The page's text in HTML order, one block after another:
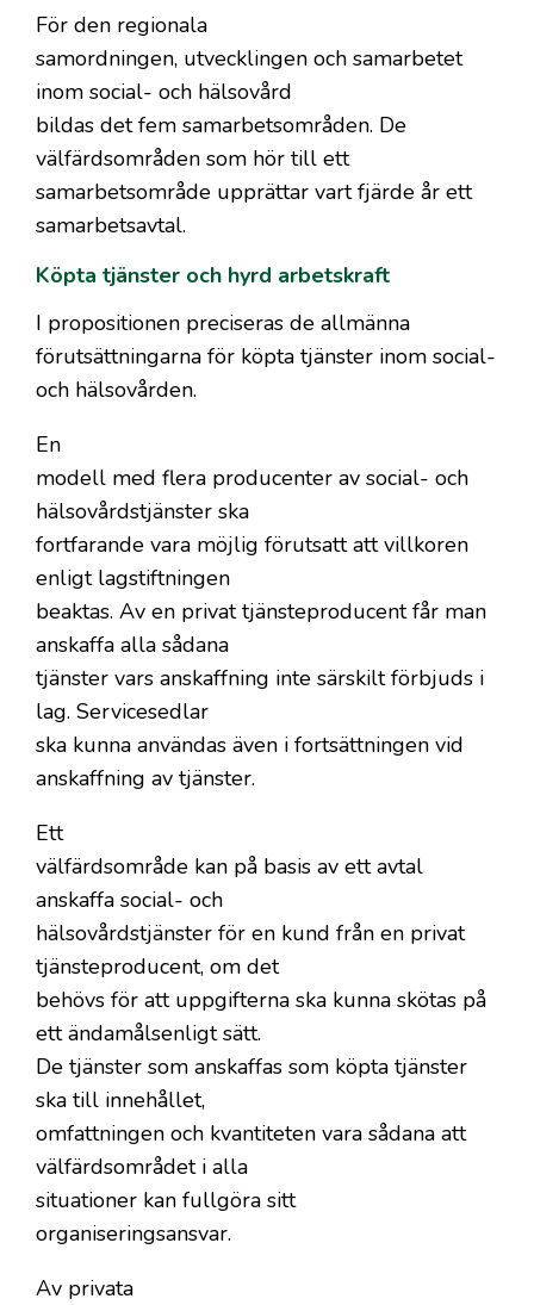
För den regionala
samordningen, utvecklingen och samarbetet
inom social- och hälsovård
bildas det fem samarbetsområden. De
välfärdsområden som hör till ett
samarbetsområde upprättar vart fjärde år ett
samarbetsavtal.
Köpta tjänster och hyrd arbetskraft
I propositionen preciseras de allmänna
förutsättningarna för köpta tjänster inom social-
och hälsovården.
En
modell med flera producenter av social- och
hälsovårdstjänster ska
fortfarande vara möjlig förutsatt att villkoren
enligt lagstiftningen
beaktas. Av en privat tjänsteproducent får man
anskaffa alla sådana
tjänster vars anskaffning inte särskilt förbjuds i
lag. Servicesedlar
ska kunna användas även i fortsättningen vid
anskaffning av tjänster.
Ett
välfärdsområde kan på basis av ett avtal
anskaffa social- och
hälsovårdstjänster för en kund från en privat
tjänsteproducent, om det
behövs för att uppgifterna ska kunna skötas på
ett ändamålsenligt sätt.
De tjänster som anskaffas som köpta tjänster
ska till innehållet,
omfattningen och kvantiteten vara sådana att
välfärdsområdet i alla
situationer kan fullgöra sitt
organiseringsansvar.
Av privata